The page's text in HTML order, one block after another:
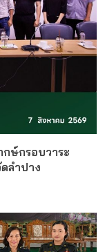
ษ์กรอบวาระ
ลำปาง